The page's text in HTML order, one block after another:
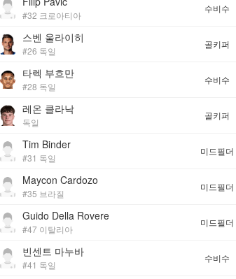
#32 크로아티아
수비수
스벤 울라이히
#26 독일
골키퍼
타렉 부흐만
#28 독일
수비수
레온 클라낙
독일
골키퍼
Tim Binder
#31 독일
미드필더
Maycon Cardozo
#35 브라질
미드필더
Guido Della Rovere
#47 이탈리아
미드필더
빈센트 마누바
#41 독일
수비수